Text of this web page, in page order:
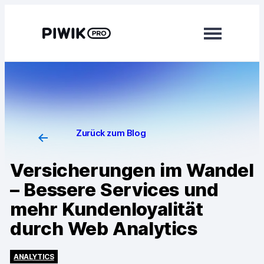
Analytics
Consent Manager
Mehr erfahren
Integrationen
Zurück zum Blog
Versicherungen im Wandel
– Bessere Services und
mehr Kundenloyalität
durch Web Analytics
ANALYTICS